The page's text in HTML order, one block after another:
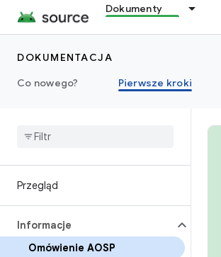
Dokumenty
DOKUMENTACJA
Co nowego?
Pierwsze kroki
Przegląd
Informacje
Omówienie AOSP